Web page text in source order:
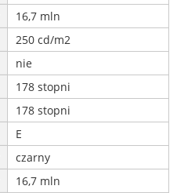
16,7 mln
250 cd/m2
nie
178 stopni
178 stopni
E
czarny
16,7 mln